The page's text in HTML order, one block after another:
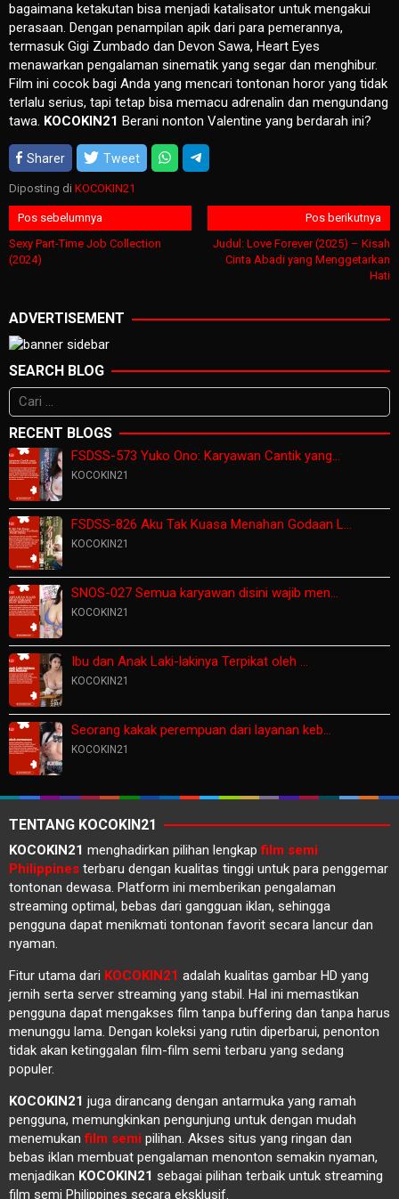
bagaimana ketakutan bisa menjadi katalisator untuk mengakui
perasaan. Dengan penampilan apik dari para pemerannya,
termasuk Gigi Zumbado dan Devon Sawa, Heart Eyes
menawarkan pengalaman sinematik yang segar dan menghibur.
Film ini cocok bagi Anda yang mencari tontonan horor yang tidak
terlalu serius, tapi tetap bisa memacu adrenalin dan mengundang
tawa. KOCOKIN21 Berani nonton Valentine yang berdarah ini?
Sharer Tweet
Diposting di KOCOKIN21
Navigasi
pos
Pos sebelumnya
Sexy Part-Time Job Collection
(2024)
Pos berikutnya
Judul: Love Forever (2025) – Kisah
Cinta Abadi yang Menggetarkan
Hati
ADVERTISEMENT
SEARCH BLOG
Cari
untuk:
RECENT BLOGS
FSDSS-573 Yuko Ono: Karyawan Cantik yang…
KOCOKIN21
FSDSS-826 Aku Tak Kuasa Menahan Godaan L…
KOCOKIN21
SNOS-027 Semua karyawan disini wajib men…
KOCOKIN21
Ibu dan Anak Laki-lakinya Terpikat oleh …
KOCOKIN21
Seorang kakak perempuan dari layanan keb…
KOCOKIN21
TENTANG KOCOKIN21
KOCOKIN21 menghadirkan pilihan lengkapfilm semi
Philippines terbaru dengan kualitas tinggi untuk para penggemar
tontonan dewasa. Platform ini memberikan pengalaman
streaming optimal, bebas dari gangguan iklan, sehingga
pengguna dapat menikmati tontonan favorit secara lancur dan
nyaman.
Fitur utama dari KOCOKIN21 adalah kualitas gambar HD yang
jernih serta server streaming yang stabil. Hal ini memastikan
pengguna dapat mengakses film tanpa buffering dan tanpa harus
menunggu lama. Dengan koleksi yang rutin diperbarui, penonton
tidak akan ketinggalan film-film semi terbaru yang sedang
populer.
KOCOKIN21 juga dirancang dengan antarmuka yang ramah
pengguna, memungkinkan pengunjung untuk dengan mudah
menemukanfilm semi pilihan. Akses situs yang ringan dan
bebas iklan membuat pengalaman menonton semakin nyaman,
menjadikan KOCOKIN21 sebagai pilihan terbaik untuk streaming
film semi Philippines secara eksklusif.